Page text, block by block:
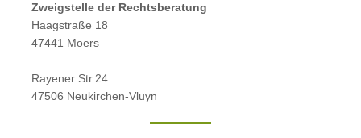
Zweigstelle der Rechtsberatung
Haagstraße 18
47441 Moers
Rayener Str.24
47506 Neukirchen-Vluyn